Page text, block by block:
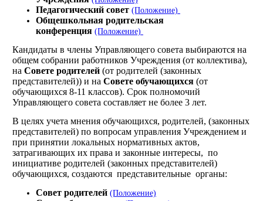
Педагогический совет (Положение)
Общешкольная родительская
конференция (Положение)
Кандидаты в члены Управляющего совета выбираются на
общем собрании работников Учреждения (от коллектива),
на Совете родителей (от родителей (законных
представителей)) и на Совете обучающихся(от
обучающихся 8-11 классов). Срок полномочий
Управляющего совета составляет не более 3 лет.
В целях учета мнения обучающихся, родителей, (законных
представителей) по вопросам управления Учреждением и
при принятии локальных нормативных актов,
затрагивающих их права и законные интересы, по
инициативе родителей (законных представителей)
обучающихся, создаются представительные органы:
Совет родителей (Положение)